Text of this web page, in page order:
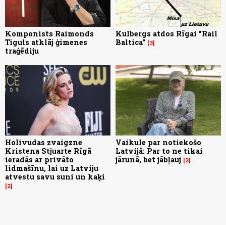
Komponists Raimonds
Tiguls atklāj ģimenes
traģēdiju
Kulbergs atdos Rīgai "Rail
Baltica"
3
Holivudas zvaigzne
Kristena Stjuarte Rīgā
ieradās ar privāto
lidmašīnu, lai uz Latviju
atvestu savu suni un kaķi
2
Vaikule par notiekošo
Latvijā: Par to ne tikai
jārunā, bet jābļauj
2